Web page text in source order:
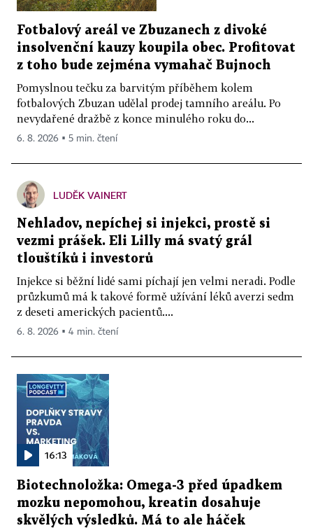
Fotbalový areál ve Zbuzanech z divoké
insolvenční kauzy koupila obec. Profitovat
z toho bude zejména vymahač Bujnoch
Pomyslnou tečku za barvitým příběhem kolem
fotbalových Zbuzan udělal prodej tamního areálu. Po
nevydařené dražbě z konce minulého roku do...
6. 8. 2026 ▪ 5 min. čtení
LUDĚK VAINERT
Nehladov, nepíchej si injekci, prostě si
vezmi prášek. Eli Lilly má svatý grál
tlouštíků i investorů
Injekce si běžní lidé sami píchají jen velmi neradi. Podle
průzkumů má k takové formě užívání léků averzi sedm
z deseti amerických pacientů....
6. 8. 2026 ▪ 4 min. čtení
16:13
Biotechnoložka: Omega-3 před úpadkem
mozku nepomohou, kreatin dosahuje
skvělých výsledků. Má to ale háček